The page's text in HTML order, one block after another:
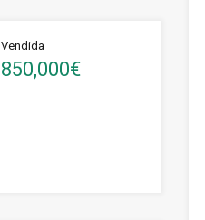
Vendida
850,000€